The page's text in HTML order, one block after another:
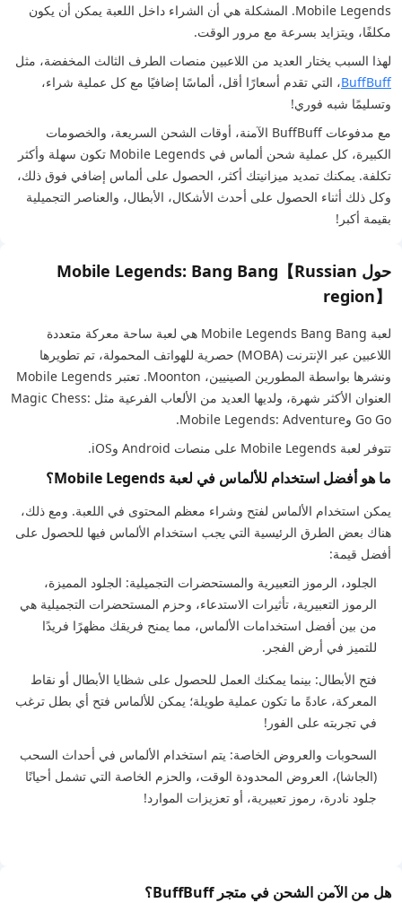
Mobile Legends. المشكلة هي أن الشراء داخل اللعبة يمكن أن يكون
مكلفًا، ويتزايد بسرعة مع مرور الوقت.
لهذا السبب يختار العديد من اللاعبين منصات الطرف الثالث المخفضة، مثل
BuffBuff، التي تقدم أسعارًا أقل، ألماسًا إضافيًا مع كل عملية شراء،
وتسليمًا شبه فوري!
مع مدفوعات BuffBuff الآمنة، أوقات الشحن السريعة، والخصومات
الكبيرة، كل عملية شحن ألماس في Mobile Legends تكون سهلة وأكثر
تكلفة. يمكنك تمديد ميزانيتك أكثر، الحصول على ألماس إضافي فوق ذلك،
وكل ذلك أثناء الحصول على أحدث الأشكال، الأبطال، والعناصر التجميلية
بقيمة أكبر!
حول Mobile Legends: Bang Bang【Russian
region】
لعبة Mobile Legends Bang Bang هي لعبة ساحة معركة متعددة
اللاعبين عبر الإنترنت (MOBA) حصرية للهواتف المحمولة، تم تطويرها
ونشرها بواسطة المطورين الصينيين، Moonton. تعتبر Mobile Legends
العنوان الأكثر شهرة، ولديها العديد من الألعاب الفرعية مثل Magic Chess:
Go Go وMobile Legends: Adventure.
تتوفر لعبة Mobile Legends على منصات Android وiOS.
ما هو أفضل استخدام للألماس في لعبة Mobile Legends؟
يمكن استخدام الألماس لفتح وشراء معظم المحتوى في اللعبة. ومع ذلك،
هناك بعض الطرق الرئيسية التي يجب استخدام الألماس فيها للحصول على
أفضل قيمة:
الجلود، الرموز التعبيرية والمستحضرات التجميلية: الجلود المميزة،
الرموز التعبيرية، تأثيرات الاستدعاء، وحزم المستحضرات التجميلية هي
من بين أفضل استخدامات الألماس، مما يمنح فريقك مظهرًا فريدًا
للتميز في أرض الفجر.
فتح الأبطال: بينما يمكنك العمل للحصول على شظايا الأبطال أو نقاط
المعركة، عادةً ما تكون عملية طويلة؛ يمكن للألماس فتح أي بطل ترغب
في تجربته على الفور!
السحوبات والعروض الخاصة: يتم استخدام الألماس في أحداث السحب
(الجاشا)، العروض المحدودة الوقت، والحزم الخاصة التي تشمل أحيانًا
جلود نادرة، رموز تعبيرية، أو تعزيزات الموارد!
هل من الآمن الشحن في متجر BuffBuff؟